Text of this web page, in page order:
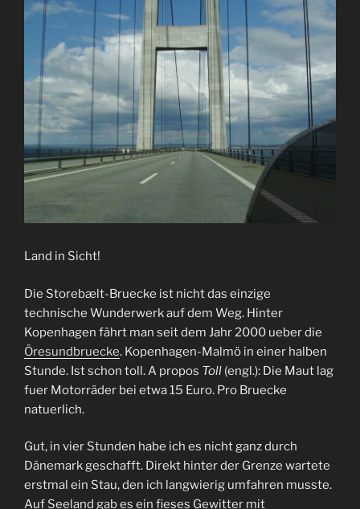
Land in Sicht!
Die Storebælt-Bruecke ist nicht das einzige
technische Wunderwerk auf dem Weg. Hinter
Kopenhagen fährt man seit dem Jahr 2000 ueber die
Öresundbruecke. Kopenhagen-Malmö in einer halben
Stunde. Ist schon toll. A propos Toll (engl.): Die Maut lag
fuer Motorräder bei etwa 15 Euro. Pro Bruecke
natuerlich.
Gut, in vier Stunden habe ich es nicht ganz durch
Dänemark geschafft. Direkt hinter der Grenze wartete
erstmal ein Stau, den ich langwierig umfahren musste.
Auf Seeland gab es ein fieses Gewitter mit